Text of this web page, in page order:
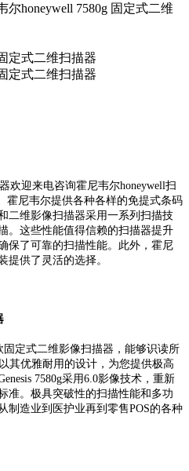
尔honeywell 7580g 固定式二维
欢迎来电咨询霍尼韦尔honeywell扫
。霍尼韦尔提供各种各样的免提式条码
和二维影像扫描器采用一系列扫描技
。这些性能值得信赖的扫描器提升
可靠的扫描性能。此外，霍尼
供了灵活的选择。
定式二维影像扫描器，能够识读所
优雅耐用的设计，为您提供极高
7580g采用6.0影像技术，重新
。极具突破性的扫描性能和多功
从制造业到医护业再到零售POS的各种